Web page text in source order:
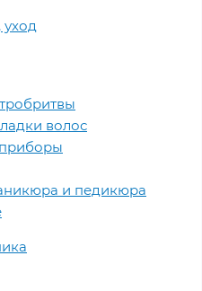
уход
волос
и педикюра